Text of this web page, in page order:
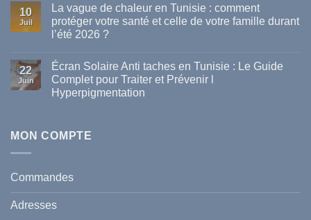
sur
meilleures
marques
disponibles
en
Tunisie
10
Juil
La vague de chaleur en Tunisie : comment
protéger votre santé et celle de votre famille durant
l’été 2026 ?
sur
La
vague
de
comment
et
celle
de
votre
famille
22
Juin
Écran Solaire Anti taches en Tunisie : Le Guide
Complet pour Traiter et Prévenir l
Hyperpigmentation
Écran
Tunisie
Guide
MON COMPTE
Commandes
Adresses